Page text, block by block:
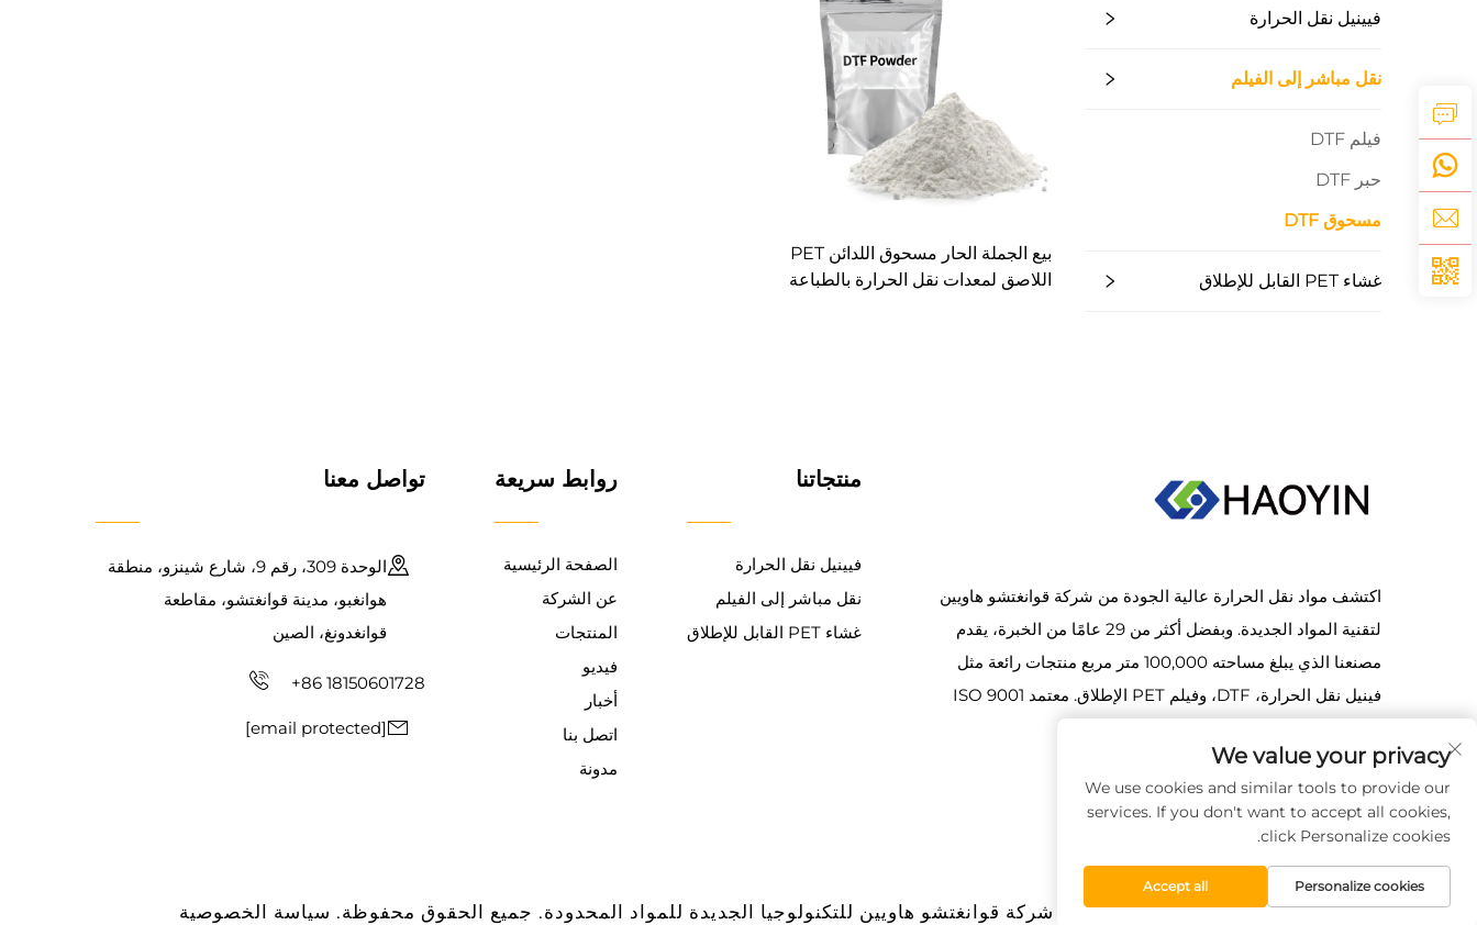
فيينيل نقل الحرارة
نقل مباشر إلى الفيلم
فيلم DTF
حبر DTF
مسحوق DTF
غشاء PET القابل للإطلاق
بيع الجملة الحار مسحوق اللدائن PET
اللاصق لمعدات نقل الحرارة بالطباعة
اكتشف مواد نقل الحرارة عالية الجودة من شركة قوانغتشو هاويين
لتقنية المواد الجديدة. وبفضل أكثر من 29 عامًا من الخبرة، يقدم
مصنعنا الذي يبلغ مساحته 100,000 متر مربع منتجات رائعة مثل
فينيل نقل الحرارة، DTF، وفيلم PET الإطلاق. معتمد ISO 9001
منتجاتنا
فيينيل نقل الحرارة
نقل مباشر إلى الفيلم
غشاء PET القابل للإطلاق
روابط سريعة
الصفحة الرئيسية
عن الشركة
المنتجات
فيديو
أخبار
اتصل بنا
مدونة
تواصل معنا
الوحدة 309، رقم 9، شارع شينزو، منطقة
هوانغبو، مدينة قوانغتشو، مقاطعة
قوانغدونغ، الصين
+86 18150601728
[email protected]
حقوق الطبع والنشر © 2026 شركة قوانغتشو هاويين للتكنولوجيا الجديدة للمواد المحدودة. جميع الحقوق محفوظة. سياسة الخصوصية
We value your privacy
We use cookies and similar tools to provide our
services. If you don't want to accept all cookies,
click Personalize cookies.
Personalize cookies
Accept all